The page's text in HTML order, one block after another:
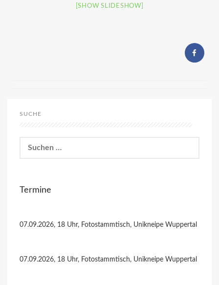
[SHOW SLIDESHOW]
SUCHE
nach:
Termine
07.09.2026, 18 Uhr, Fotostammtisch, Unikneipe Wuppertal
07.09.2026, 18 Uhr, Fotostammtisch, Unikneipe Wuppertal